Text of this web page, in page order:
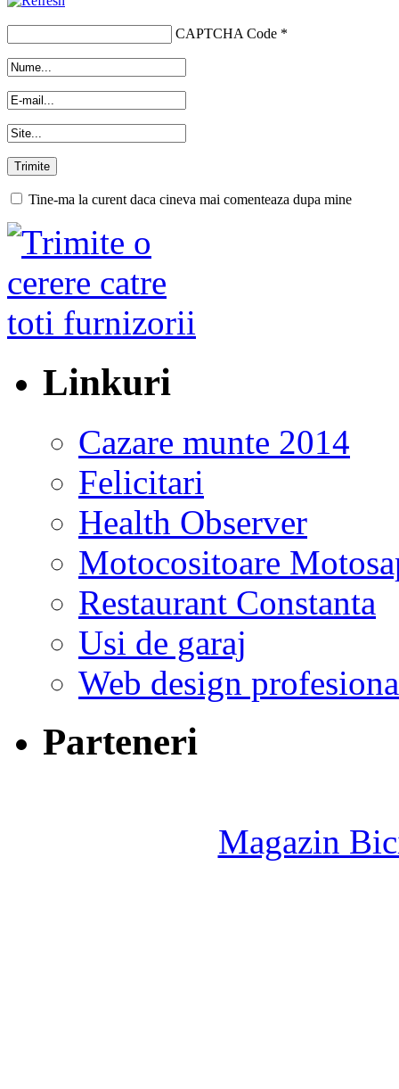
CAPTCHA Code *
Tine-ma la curent daca cineva mai comenteaza dupa mine
Linkuri
Cazare munte 2014
Felicitari
Health Observer
Motocositoare
Restaurant Constanta
Usi de garaj
Web design
Parteneri
Magazin